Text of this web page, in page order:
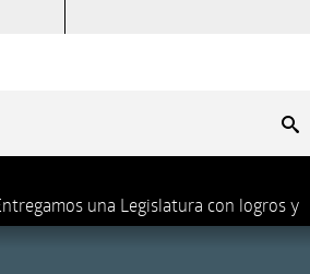
una Legislatura con logros y